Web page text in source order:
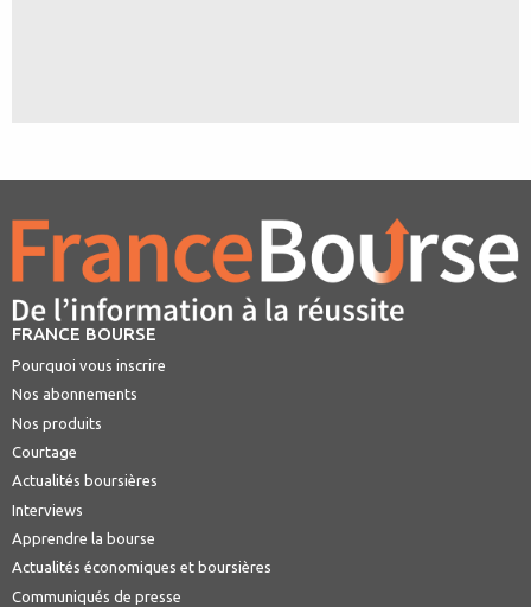
FRANCE BOURSE
Pourquoi vous inscrire
Nos abonnements
Nos produits
Courtage
Actualités boursières
Interviews
Apprendre la bourse
Actualités économiques et boursières
Communiqués de presse